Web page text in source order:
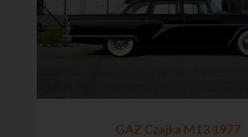
GAZ Czajka M13 1977